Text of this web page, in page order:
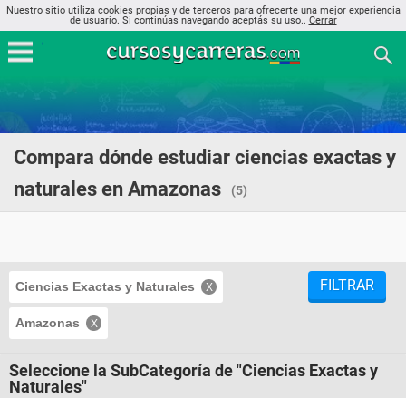
Nuestro sitio utiliza cookies propias y de terceros para ofrecerte una mejor experiencia
de usuario. Si continúas navegando aceptás su uso.. Cerrar
Compara dónde estudiar ciencias exactas y
naturales en Amazonas
(5)
Ciencias Exactas y Naturales
Amazonas
FILTRAR
Seleccione la SubCategoría de "Ciencias Exactas y
Naturales"